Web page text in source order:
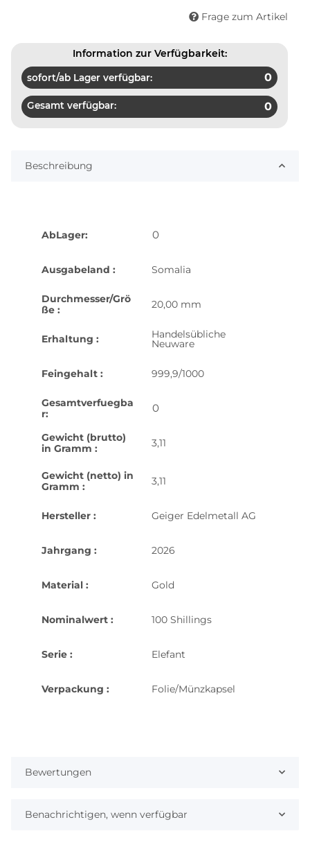
Frage zum Artikel
Information zur Verfügbarkeit:
sofort/ab Lager verfügbar: 0
Gesamt verfügbar: 0
Beschreibung
AbLager: 0
Ausgabeland : Somalia
Durchmesser/Grö
ße :
20,00 mm
Erhaltung : Handelsübliche
Neuware
Feingehalt : 999,9/1000
Gesamtverfuegba
r:
0
Gewicht (brutto)
in Gramm :
3,11
Gewicht (netto) in
Gramm :
3,11
Hersteller : Geiger Edelmetall AG
Jahrgang : 2026
Material : Gold
Nominalwert : 100 Shillings
Serie : Elefant
Verpackung : Folie/Münzkapsel
Bewertungen
Benachrichtigen, wenn verfügbar